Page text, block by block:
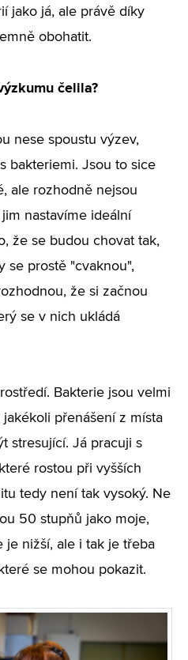
jako já, ale právě díky
obohatit.
čelila?
nese spoustu výzev,
bakteriemi. Jsou to sice
ale rozhodně nejsou
nastavíme ideální
že se budou chovat tak,
se prostě "cvaknou",
že si začnou
se v nich ukládá
Bakterie jsou velmi
přenášení z místa
stresující. Já pracuji s
rostou při vyšších
tedy není tak vysoký. Ne
50 stupňů jako moje,
je nižší, ale i tak je třeba
se mohou pokazit.